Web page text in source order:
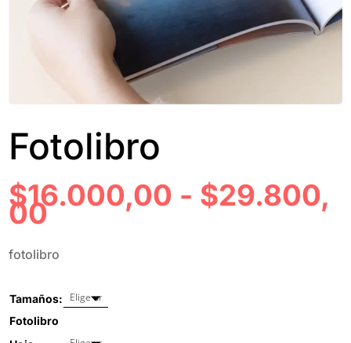
Fotolibro
$16.000,00 - $29.800,
00RANGO
PRECIOS:
DESDE
$16.000,00
HASTA
$29.800,00
fotolibro
Tamaños:
Fotolibro